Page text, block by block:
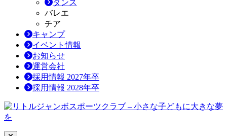
ダンス
バレエ
チア
キャンプ
イベント情報
お知らせ
運営会社
採用情報 2027年卒
採用情報 2028年卒